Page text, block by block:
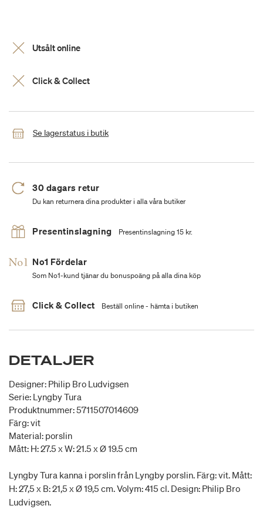
Utsålt online
Click & Collect
Se lagerstatus i butik
30 dagars retur
Du kan returnera dina produkter i alla våra butiker
Presentinslagning Presentinslagning 15 kr.
No1 Fördelar
Som No1-kund tjänar du bonuspoäng på alla dina köp
Click & Collect Beställ online - hämta i butiken
DETALJER
Designer: Philip Bro Ludvigsen
Serie: Lyngby Tura
Produktnummer: 5711507014609
Färg: vit
Material: porslin
Mått: H: 27.5 x W: 21.5 x Ø 19.5 cm
Lyngby Tura kanna i porslin från Lyngby porslin. Färg: vit. Mått:
H: 27,5 x B: 21,5 x Ø 19,5 cm. Volym: 415 cl. Design: Philip Bro
Ludvigsen.